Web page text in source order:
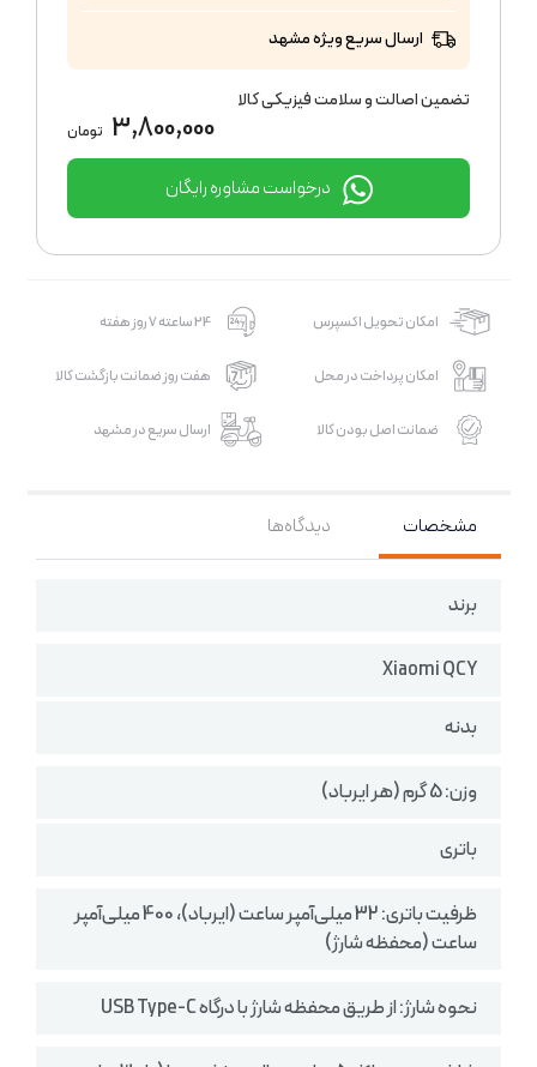
ارسال سریع ویژه مشهد
تضمین اصالت و سلامت فیزیکی کالا
3,800,000 تومان
درخواست مشاوره رایگان
امکان تحویل اکسپرس 24 ساعته 7 روز هفته
امکان پرداخت در محل هفت روز ضمانت بازگشت کالا
ضمانت اصل بودن کالا ارسال سریع در مشهد
مشخصات دیدگاه‌ها
برند
Xiaomi QCY
بدنه
وزن: 5 گرم (هر ایرباد)
باتری
ظرفیت باتری: 32 میلی‌آمپر ساعت (ایرباد)، 400 میلی‌آمپر
ساعت (محفظه شارژ)
نحوه شارژ: از طریق محفظه شارژ با درگاه USB Type-C